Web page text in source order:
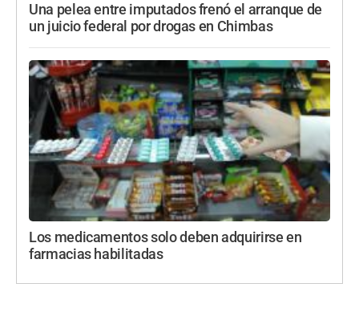
Una pelea entre imputados frenó el arranque de
un juicio federal por drogas en Chimbas
Los medicamentos solo deben adquirirse en
farmacias habilitadas